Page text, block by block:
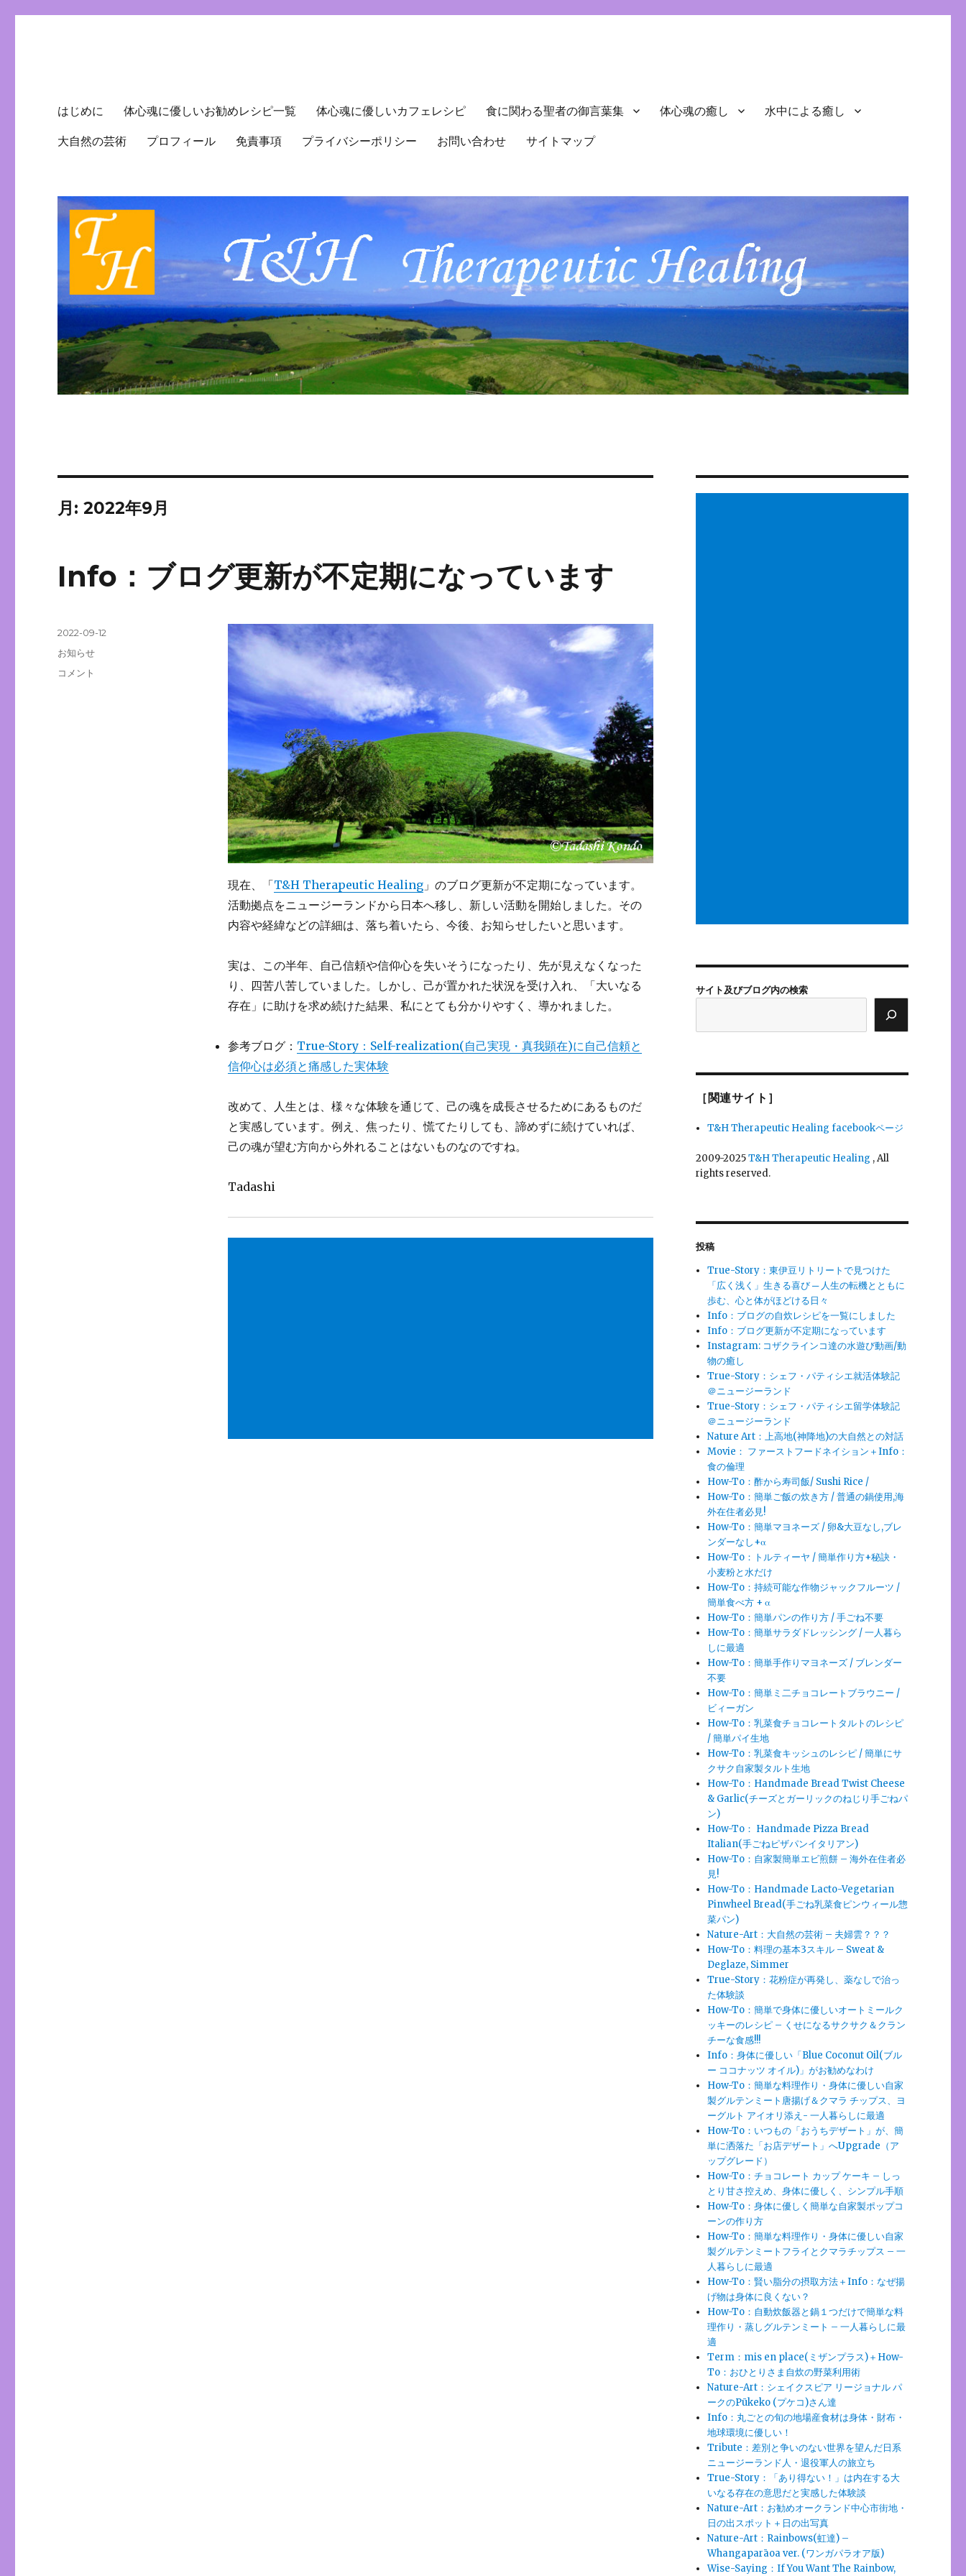
はじめに 体心魂に優しいお勧めレシピ一覧 体心魂に優しいカフェレシピ 食に関わる聖者の御言葉集 体心魂の癒し 水中による癒し
大自然の芸術 プロフィール 免責事項 プライバシーポリシー お問い合わせ サイトマップ
月:2022年9月
Info：ブログ更新が不定期になっています
現在、「T&H Therapeutic Healing」のブログ更新が不定期になっています。
活動拠点をニュージーランドから日本へ移し、新しい活動を開始しました。その
内容や経緯などの詳細は、落ち着いたら、今後、お知らせしたいと思います。
実は、この半年、自己信頼や信仰心を失いそうになったり、先が見えなくなった
り、四苦八苦していました。しかし、己が置かれた状況を受け入れ、「大いなる
存在」に助けを求め続けた結果、私にとても分かりやすく、導かれました。
参考ブログ： True-Story：Self-realization(自己実現・真我顕在)に自己信頼と
信仰心は必須と痛感した実体験
改めて、人生とは、様々な体験を通じて、己の魂を成長させるためにあるものだ
と実感しています。例え、焦ったり、慌てたりしても、諦めずに続けていれば、
己の魂が望む方向から外れることはないものなのですね。
Tadashi
投
稿
2022-09-12
カ
お知らせ
Info：
コメント
サイト及びブログ内の検索
［関連サイト］
T&H Therapeutic Healing facebookページ
2009-2025T&H Therapeutic Healing , All
rights reserved.
投稿
True-Story：東伊豆リトリートで見つけた
「広く浅く」生きる喜び ─ 人生の転機とともに
歩む、心と体がほどける日々
Info：ブログの自炊レシピを一覧にしました
Info：ブログ更新が不定期になっています
Instagram: コザクラインコ達の水遊び動画/動
物の癒し
True-Story：シェフ・パティシエ就活体験記
＠ニュージーランド
True-Story：シェフ・パティシエ留学体験記
＠ニュージーランド
Nature Art：上高地(神降地)の大自然との対話
Movie： ファーストフードネイション＋Info：
食の倫理
How-To：酢から寿司飯/ Sushi Rice /
How-To：簡単ご飯の炊き方 / 普通の鍋使用,海
外在住者必見!
How-To：簡単マヨネーズ / 卵&大豆なし,ブレ
ンダーなし+α
How-To：トルティーヤ / 簡単作り方+秘訣・
小麦粉と水だけ
How-To：持続可能な作物ジャックフルーツ /
簡単食べ方 + α
How-To：簡単パンの作り方 / 手ごね不要
How-To：簡単サラダドレッシング / 一人暮ら
しに最適
How-To：簡単手作りマヨネーズ / ブレンダー
不要
How-To：簡単ミ二チョコレートブラウニー /
ビィーガン
How-To：乳菜食チョコレートタルトのレシピ
/ 簡単パイ生地
How-To：乳菜食キッシュのレシピ / 簡単にサ
クサク自家製タルト生地
How-To：Handmade Bread Twist Cheese
& Garlic(チーズとガーリックのねじり手ごねパ
ン)
How-To： Handmade Pizza Bread
Italian(手ごねピザパンイタリアン)
How-To：自家製簡単エビ煎餅 – 海外在住者必
見!
How-To：Handmade Lacto-Vegetarian
Pinwheel Bread(手ごね乳菜食ピンウィール惣
菜パン)
Nature-Art：大自然の芸術 – 夫婦雲？？？
How-To：料理の基本3スキル – Sweat &
Deglaze, Simmer
True-Story：花粉症が再発し、薬なしで治っ
た体験談
How-To：簡単で身体に優しいオートミールク
ッキーのレシピ – くせになるサクサク＆クラン
チーな食感!!!
Info：身体に優しい「Blue Coconut Oil(ブル
ー ココナッツ オイル)」がお勧めなわけ
How-To：簡単な料理作り・身体に優しい自家
製グルテンミート唐揚げ＆クマラ チップス、ヨ
ーグルト アイオリ添え- 一人暮らしに最適
How-To：いつもの「おうちデザート」が、簡
単に洒落た「お店デザート」へUpgrade（ア
ップグレード）
How-To：チョコレート カップ ケーキ – しっ
とり甘さ控えめ、身体に優しく、シンプル手順
How-To：身体に優しく簡単な自家製ポップコ
ーンの作り方
How-To：簡単な料理作り・身体に優しい自家
製グルテンミートフライとクマラチップス – 一
人暮らしに最適
How-To：賢い脂分の摂取方法＋Info：なぜ揚
げ物は身体に良くない？
How-To：自動炊飯器と鍋１つだけで簡単な料
理作り・蒸しグルテンミート – 一人暮らしに最
適
Term：mis en place(ミザンプラス)＋How-
To：おひとりさま自炊の野菜利用術
Nature-Art：シェイクスピア リージョナル パ
ークのPūkeko (プケコ)さん達
Info：丸ごとの旬の地場産食材は身体・財布・
地球環境に優しい！
Tribute：差別と争いのない世界を望んだ日系
ニュージーランド人・退役軍人の旅立ち
True-Story：「あり得ない！」は内在する大
いなる存在の意思だと実感した体験談
Nature-Art：お勧めオークランド中心市街地・
日の出スポット＋日の出写真
Nature-Art：Rainbows(虹達) –
Whangaparāoa ver. (ワンガパラオア版)
Wise-Saying：If You Want The Rainbow,